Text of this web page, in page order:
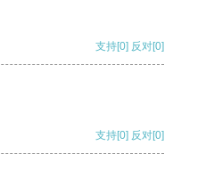
支持[0] 反对[0]
支持[0] 反对[0]